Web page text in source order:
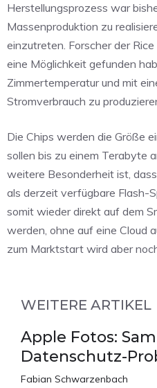
Herstellungsprozess war
Massenproduktion zu
einzutreten. Forscher der
eine Möglichkeit gefunden
Zimmertemperatur und mit
Stromverbrauch zu
Die Chips werden die Größe
sollen bis zu einem Terabyte
weitere Besonderheit ist,
als derzeit verfügbare Flash-
somit wieder direkt auf dem
werden, ohne auf eine Cloud
zum Marktstart wird aber
WEITERE ARTIKEL
Apple Fotos:
Datenschutz-
Fabian Schwarzenbach